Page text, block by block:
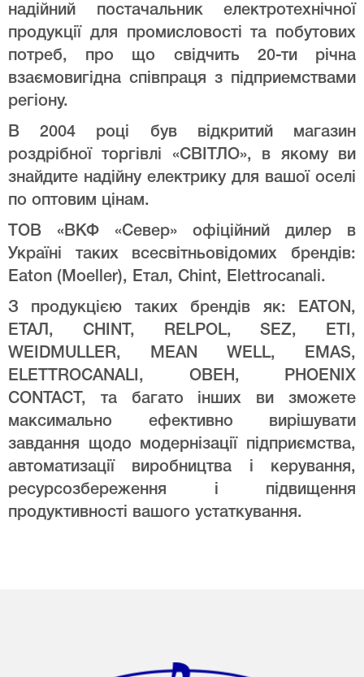
надійний постачальник електротехнічної
продукції для промисловості та побутових
потреб, про що свідчить 20-ти річна
взаємовигідна співпраця з підприемствами
регіону.
В 2004 році був відкритий магазин
роздрібної торгівлі «СВІТЛО», в якому ви
знайдите надійну електрику для вашої оселі
по оптовим цінам.
ТОВ «ВКФ «Север» офіційний дилер в
Україні таких всесвітньовідомих брендів:
Eaton (Moeller), Етал, Chint, Elettrocanali.
З продукцією таких брендів як: EATON,
ЕТАЛ, CHINT, RELPOL, SEZ, ETI,
WEIDMULLER, MEAN WELL, EMAS,
ELETTROCANALI, ОВЕН, PHOENIX
CONTACT, та багато інших ви зможете
максимально ефективно вирішувати
завдання щодо модернізації підприємства,
автоматизації виробництва і керування,
ресурсозбереження і підвищення
продуктивності вашого устаткування.